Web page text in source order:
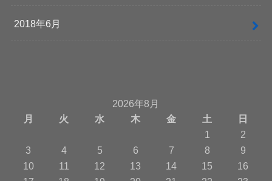
2018年6月
2026年8月
月
火 水 木 金 土
日
1
2
3
4 5 6 7 8
9
10
11 12 13 14 15
16